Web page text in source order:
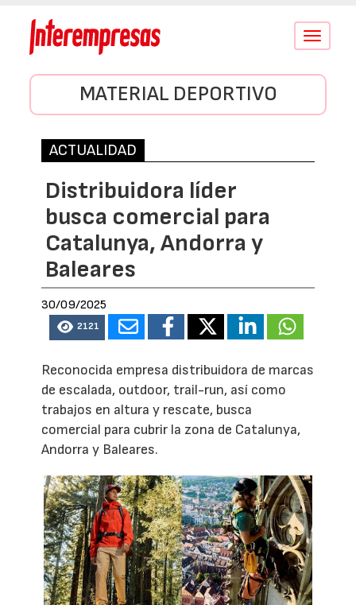
Conmutar
MATERIAL DEPORTIVO
ACTUALIDAD
Distribuidora líder
busca comercial para
Catalunya, Andorra y
Baleares
30/09/2025
2121
Reconocida empresa distribuidora de marcas
de escalada, outdoor, trail-run, así como
trabajos en altura y rescate, busca
comercial para cubrir la zona de Catalunya,
Andorra y Baleares.